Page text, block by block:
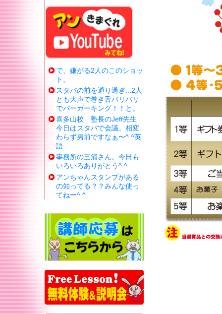
で、嫌がる2人のこのショッ
ト。
スタバの前を通り過ぎ...2人
とも大声で巻き舌バリバリ
でバーガーキング！！と。
喜多山校 塾長のJeff先生
今日はスタバで会議。相変
わらず男前ですなぁ〜^ ^英
語...
事務所の三浦さん。今日も
いろいろありがとう^ ^
アンちゃんスタンプがある
の知ってる？？みんな使っ
てねー^ ^